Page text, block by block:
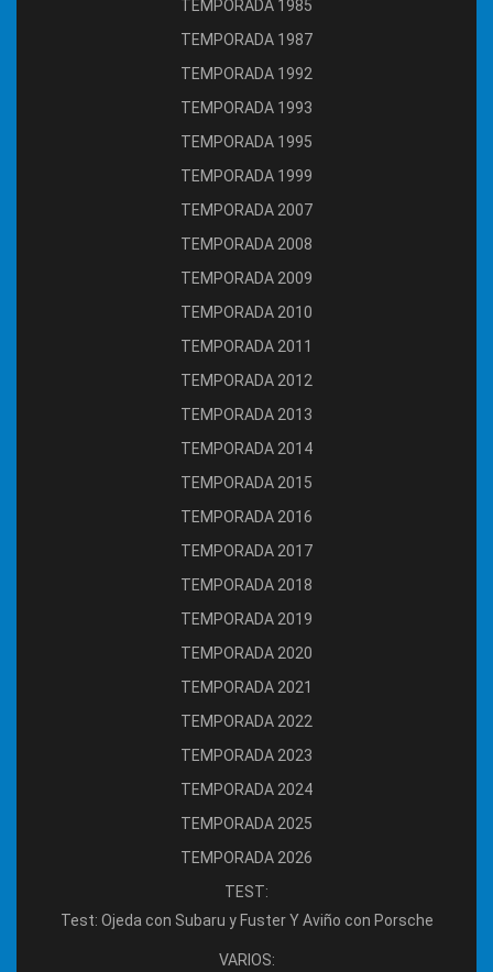
TEMPORADA 1985
TEMPORADA 1987
TEMPORADA 1992
TEMPORADA 1993
TEMPORADA 1995
TEMPORADA 1999
TEMPORADA 2007
TEMPORADA 2008
TEMPORADA 2009
TEMPORADA 2010
TEMPORADA 2011
TEMPORADA 2012
TEMPORADA 2013
TEMPORADA 2014
TEMPORADA 2015
TEMPORADA 2016
TEMPORADA 2017
TEMPORADA 2018
TEMPORADA 2019
TEMPORADA 2020
TEMPORADA 2021
TEMPORADA 2022
TEMPORADA 2023
TEMPORADA 2024
TEMPORADA 2025
TEMPORADA 2026
TEST:
Test: Ojeda con Subaru y Fuster Y Aviño con Porsche
VARIOS: